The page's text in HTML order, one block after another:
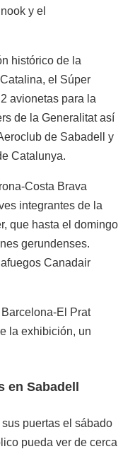
y el
histórico de la
el Súper
avionetas para la
de la Generalitat así
de Sabadell y
Catalunya.
Costa Brava
integrantes de la
que hasta el domingo
gerundenses.
Canadair
El Prat
la exhibición, un
en Sabadell
puertas el sábado
pueda ver de cerca